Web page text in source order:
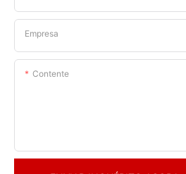
Empresa
Contente